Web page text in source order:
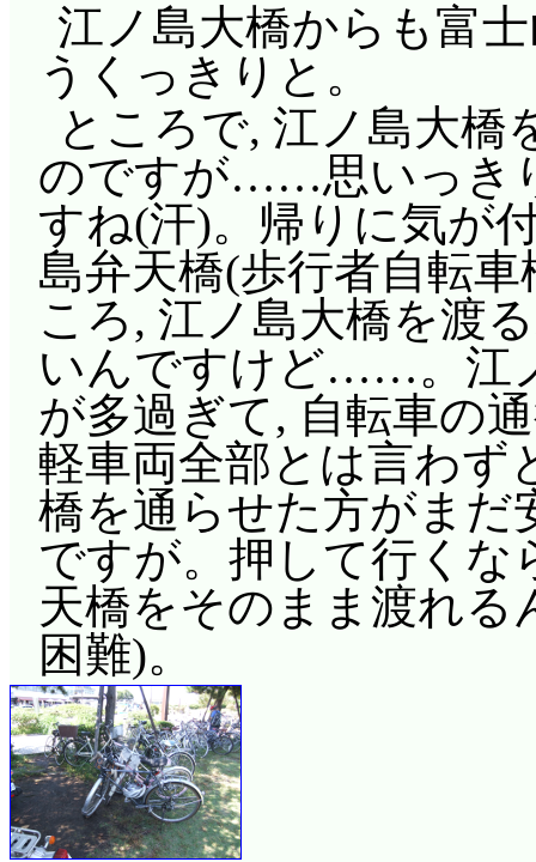
江ノ島大橋からも富
うくっきりと。
ところで, 江ノ島大橋
のですが……思いっき
すね(汗)。帰りに気が
島弁天橋(歩行者自転
ころ, 江ノ島大橋を渡
いんですけど……。江
が多過ぎて, 自転車の
軽車両全部とは言わず
橋を通らせた方がまだ
ですが。押して行くな
天橋をそのまま渡れる
困難)。